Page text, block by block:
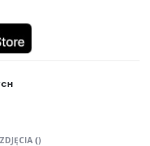
ZDJĘCIA ()